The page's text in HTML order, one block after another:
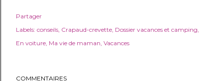
Partager
Labels: conseils Crapaud-crevette Dossier vacances et camping
En voiture Ma vie de maman Vacances
COMMENTAIRES